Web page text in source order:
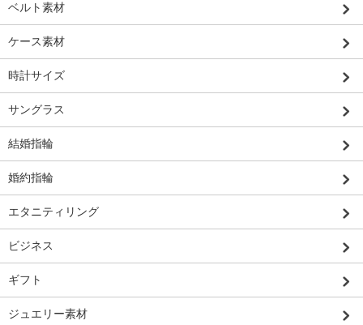
ベルト素材
ケース素材
時計サイズ
サングラス
結婚指輪
婚約指輪
エタニティリング
ビジネス
ギフト
ジュエリー素材